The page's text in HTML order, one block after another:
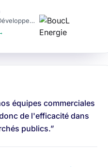
Cheffe de projets Développement
équipes commerciales
de l'efficacité dans
publics.”